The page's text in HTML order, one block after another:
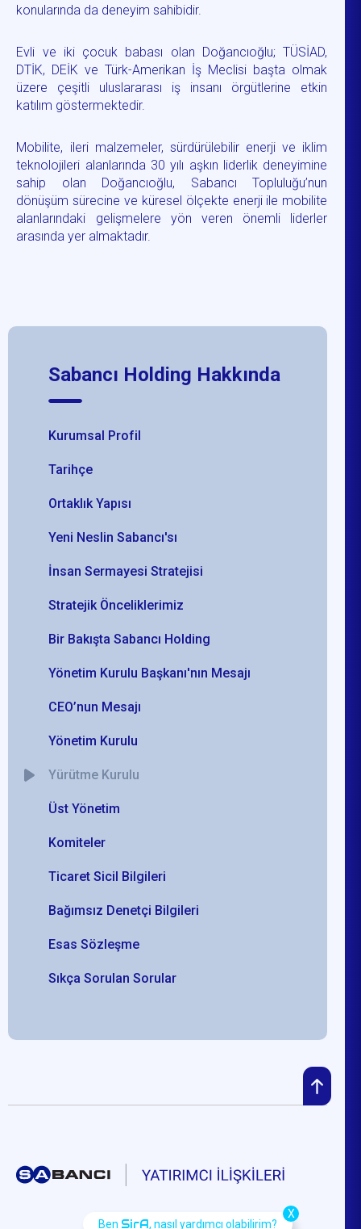
konularında da deneyim sahibidir.
Evli ve iki çocuk babası olan Doğancıoğlu; TÜSİAD,
DTİK, DEİK ve Türk-Amerikan İş Meclisi başta olmak
üzere çeşitli uluslararası iş insanı örgütlerine etkin
katılım göstermektedir.
Mobilite, ileri malzemeler, sürdürülebilir enerji ve iklim
teknolojileri alanlarında 30 yılı aşkın liderlik deneyimine
sahip olan Doğancıoğlu, Sabancı Topluluğu’nun
dönüşüm sürecine ve küresel ölçekte enerji ile mobilite
alanlarındaki gelişmelere yön veren önemli liderler
arasında yer almaktadır.
Sabancı Holding Hakkında
Kurumsal Profil
Tarihçe
Ortaklık Yapısı
Yeni Neslin Sabancı'sı
İnsan Sermayesi Stratejisi
Stratejik Önceliklerimiz
Bir Bakışta Sabancı Holding
Yönetim Kurulu Başkanı'nın Mesajı
CEO’nun Mesajı
Yönetim Kurulu
Yürütme Kurulu
Üst Yönetim
Komiteler
Ticaret Sicil Bilgileri
Bağımsız Denetçi Bilgileri
Esas Sözleşme
Sıkça Sorulan Sorular
Ben SirA, nasıl yardımcı olabilirim?
X